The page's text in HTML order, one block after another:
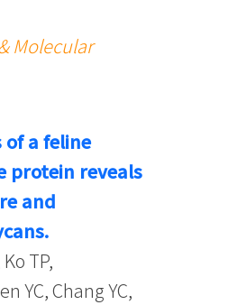
Molecular
of a feline
protein reveals
and
TP,
YC, Chang YC,